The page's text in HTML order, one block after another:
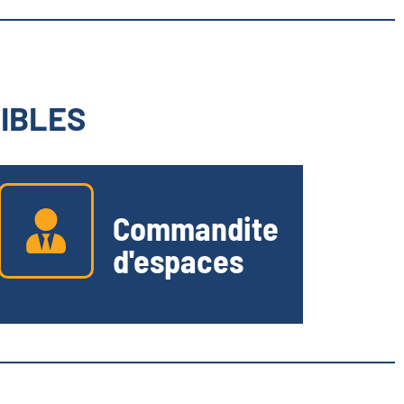
Commandite
d'espaces